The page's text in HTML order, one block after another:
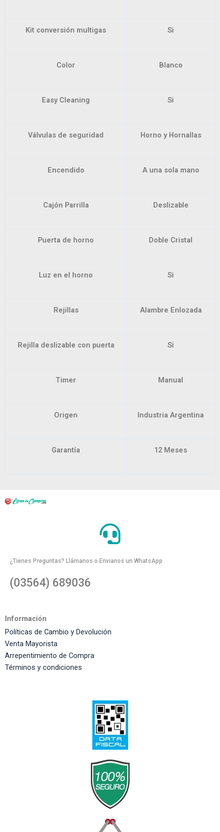
Kit conversión multigas Si
Color Blanco
Easy Cleaning Si
Válvulas de seguridad Horno y Hornallas
Encendido A una sola mano
Cajón Parrilla Deslizable
Puerta de horno Doble Cristal
Luz en el horno Si
Rejillas Alambre Enlozada
Rejilla deslizable con puerta Si
Timer Manual
Origen Industria Argentina
Garantía 12 Meses
¿Tienes Preguntas? Llámanos o Envianos un WhatsApp
(03564) 689036
Información
Políticas de Cambio y Devolución
Venta Mayorista
Arrepentimiento de Compra
Términos y condiciones